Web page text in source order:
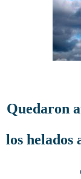
Quedaron
los helados